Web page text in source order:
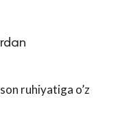
ruhiyatiga o’z